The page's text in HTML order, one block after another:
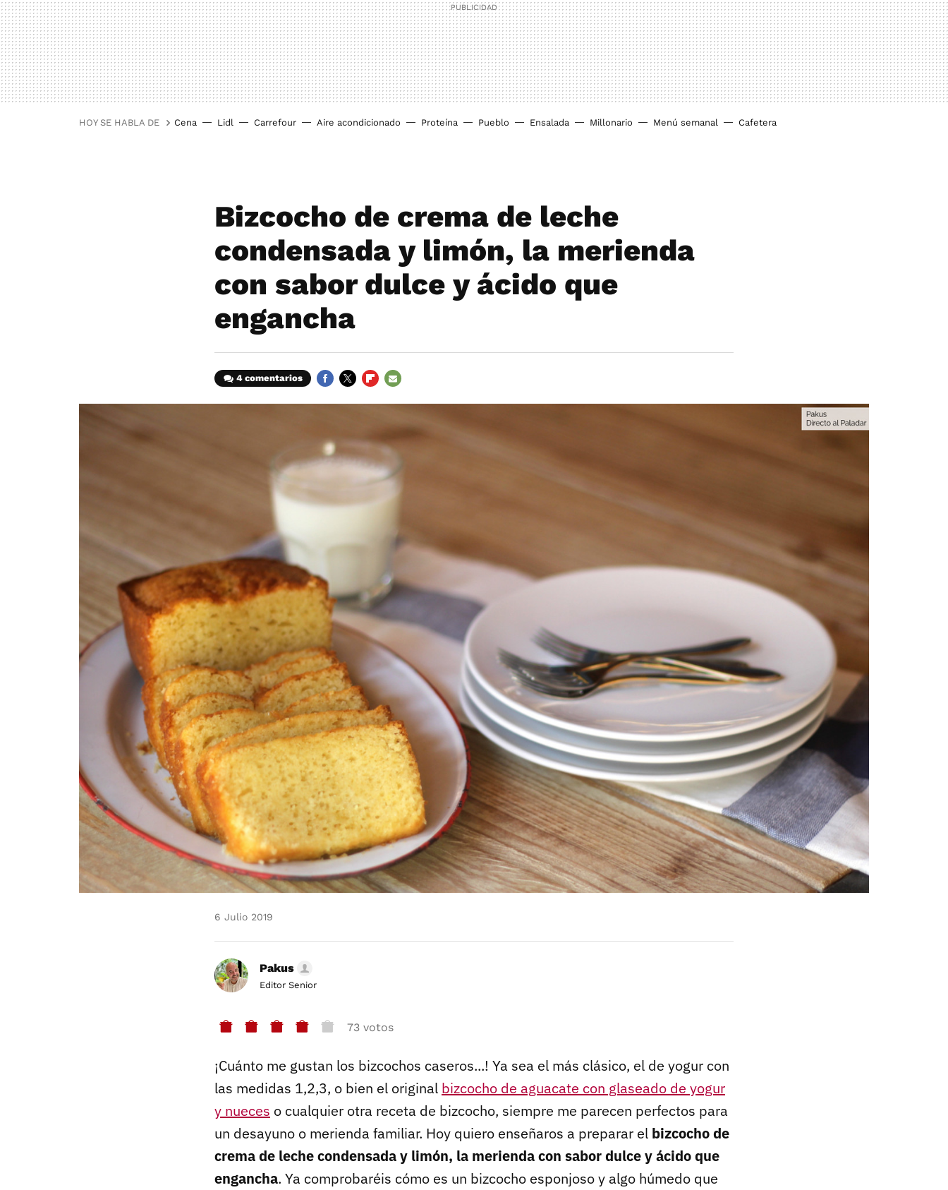
HOY SE HABLA DE Cena Lidl Carrefour Aire acondicionado Proteína Pueblo Ensalada Millonario Menú semanal Cafetera
Bizcocho de crema de leche
condensada y limón, la merienda
con sabor dulce y ácido que
engancha
4 comentarios
6 Julio 2019
Pakus
Editor Senior
73 votos
¡Cuánto me gustan los bizcochos caseros...! Ya sea el más clásico, el de yogur con
las medidas 1,2,3, o bien el original bizcocho de aguacate con glaseado de yogur
y nueces o cualquier otra receta de bizcocho, siempre me parecen perfectos para
un desayuno o merienda familiar. Hoy quiero enseñaros a preparar el bizcocho de
crema de leche condensada y limón, la merienda con sabor dulce y ácido que
engancha. Ya comprobaréis cómo es un bizcocho esponjoso y algo húmedo que